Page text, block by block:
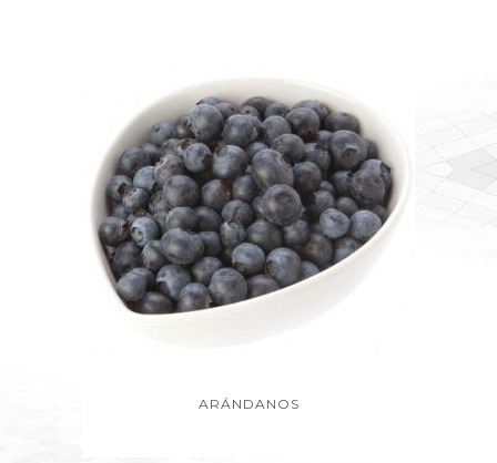
ARÁNDANOS